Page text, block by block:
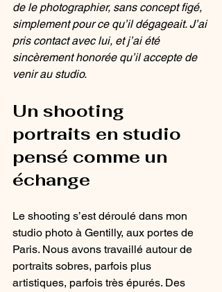
de le photographier, sans concept figé,
simplement pour ce qu’il dégageait. J’ai
pris contact avec lui, et j’ai été
sincèrement honorée qu’il accepte de
venir au studio.
Un shooting
portraits en studio
pensé comme un
échange
Le shooting s’est déroulé dans mon
studio photo à Gentilly, aux portes de
Paris. Nous avons travaillé autour de
portraits sobres, parfois plus
artistiques, parfois très épurés. Des